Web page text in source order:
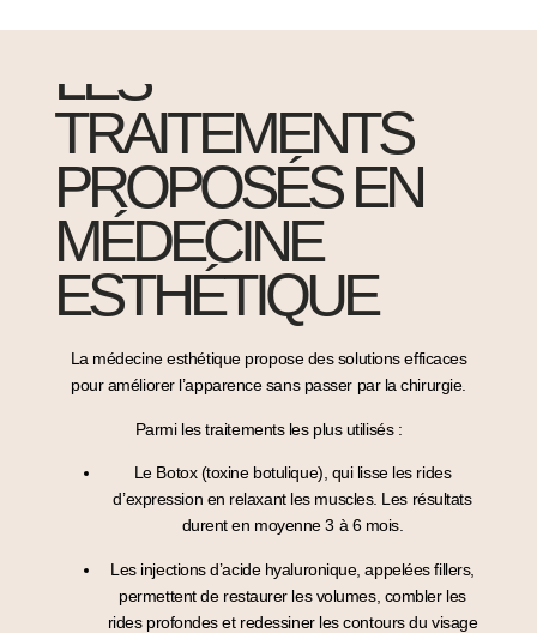
LES
TRAITEMENTS
PROPOSÉS EN
MÉDECINE
ESTHÉTIQUE
La médecine esthétiquepropose des solutions efficaces
pour améliorer l’apparence sans passer par la chirurgie.
Parmi les traitements les plus utilisés :
Le Botox(toxine botulique), qui lisse les rides
d’expression en relaxant les muscles. Les résultats
durent en moyenne3 à 6 mois.
Les injections d’acide hyaluronique, appeléesfillers,
permettent de restaurer les volumes, combler les
rides profondes et redessiner les contours du visage